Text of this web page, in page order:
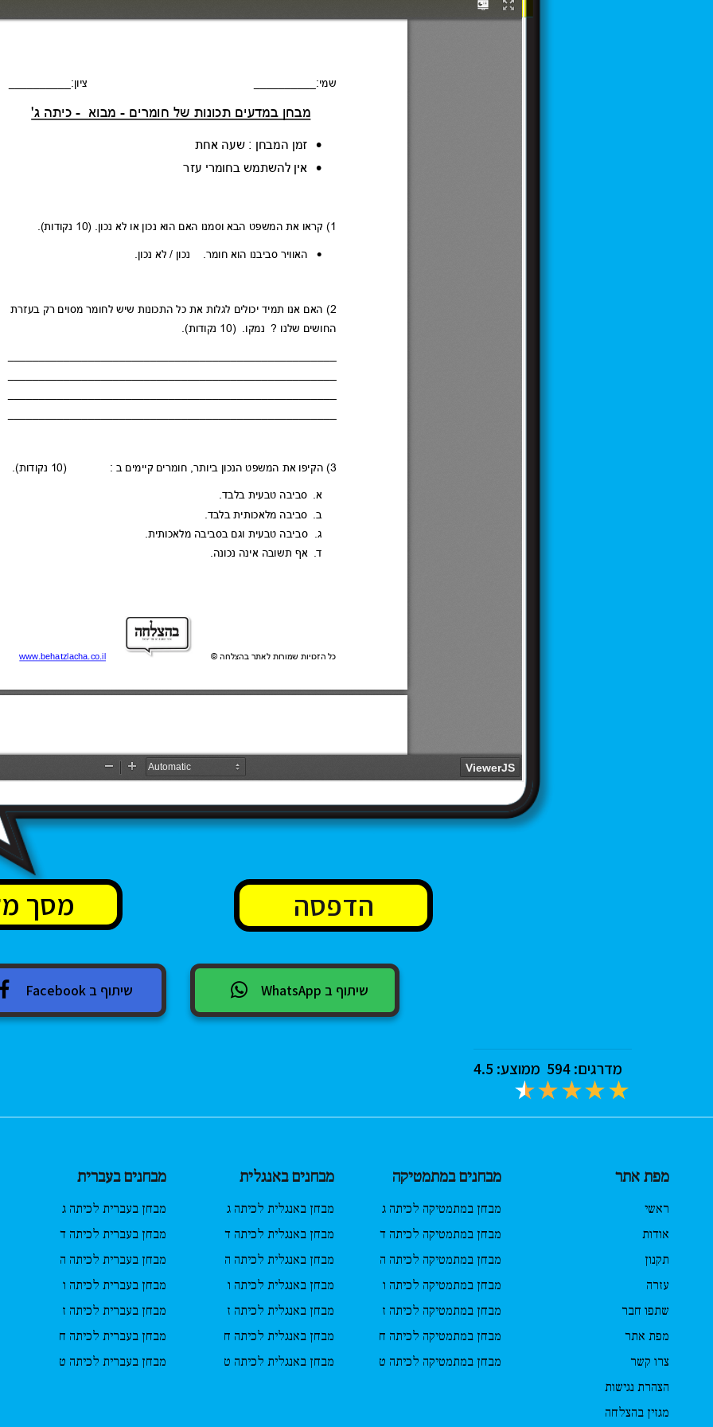
מסך
שיתוף ב WhatsApp שיתוף ב Facebook
מדרגים:594 ממוצע: 4.5
מפת אתר
ראשי
אודות
תקנון
עזרה
שתפו חבר
מפת אתר
צרו קשר
הצהרת נגישות
מגזין בהצלחה
מבחנים במתמטיקה
מבחן במתמטיקה לכיתה ג
מבחן במתמטיקה לכיתה ד
מבחן במתמטיקה לכיתה ה
מבחן במתמטיקה לכיתה ו
מבחן במתמטיקה לכיתה ז
מבחן במתמטיקה לכיתה ח
מבחן במתמטיקה לכיתה ט
מבחנים באנגלית
מבחן באנגלית לכיתה ג
מבחן באנגלית לכיתה ד
מבחן באנגלית לכיתה ה
מבחן באנגלית לכיתה ו
מבחן באנגלית לכיתה ז
מבחן באנגלית לכיתה ח
מבחן באנגלית לכיתה ט
מבחנים בעברית
מבחן בעברית לכיתה ג
מבחן בעברית לכיתה ד
מבחן בעברית לכיתה ה
מבחן בעברית לכיתה ו
מבחן בעברית לכיתה ז
מבחן בעברית לכיתה ח
מבחן בעברית לכיתה ט